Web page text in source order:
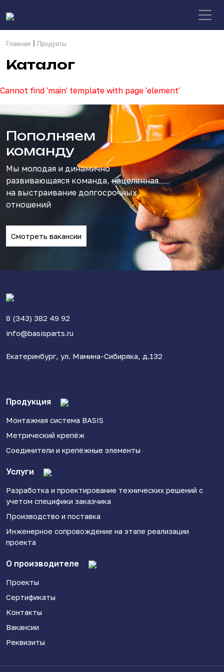
Главная | Продукты
Каталог
Cannot find 'main' template with page 'element'
Пополняем
команду
Мы молодая и динамично
развивающаяся команда, нацеленная
на выстраивание долгосрочных
отношений
Смотреть вакансии
8 (343) 382 49 92
info@basisparts.ru
Екатеринбург, ул. Мамина-Сибиряка, д.132
Продукция
Монтажная система BASIS
Метрический крепёж
Соединители и крепёжные элементы
Услуги
Разработка и проектирование технических решений с
учетом специфики заказчика
Производство и поставка
Инженерное сопровождение на этапе реализации
проекта
О производителе
Проекты
Сертификаты
Контакты
Вакансии
Реквизиты